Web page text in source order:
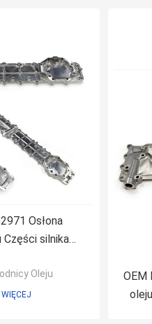
Osłona
Części silnika
Oleju
OEM